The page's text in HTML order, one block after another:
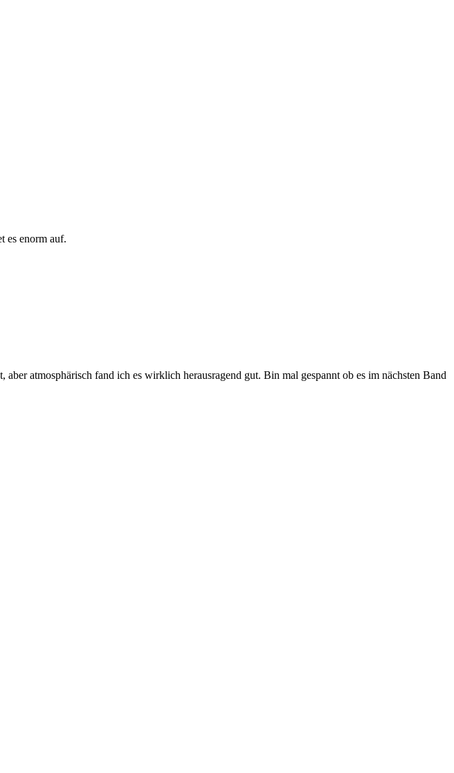
es enorm auf.
atmosphärisch fand ich es wirklich herausragend gut. Bin mal gespannt ob es im nächsten Band